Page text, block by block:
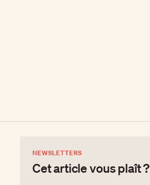
NEWSLETTERS
Cet article vous plaît ?